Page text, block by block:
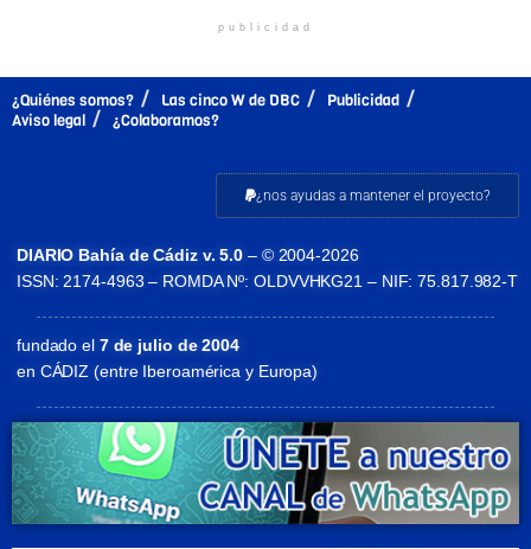
publicidad
¿Quiénes somos? Las cinco W de DBC
Publicidad
Aviso legal
¿Colaboramos?
¿nos ayudas a mantener el proyecto?
DIARIO Bahía de Cádiz v. 5.0 – © 2004-2026
ISSN: 2174-4963 – ROMDA Nº: OLDVVHKG21 – NIF: 75.817.982-T
fundado el7 de julio de 2004
en CÁDIZ (entre Iberoamérica y Europa)